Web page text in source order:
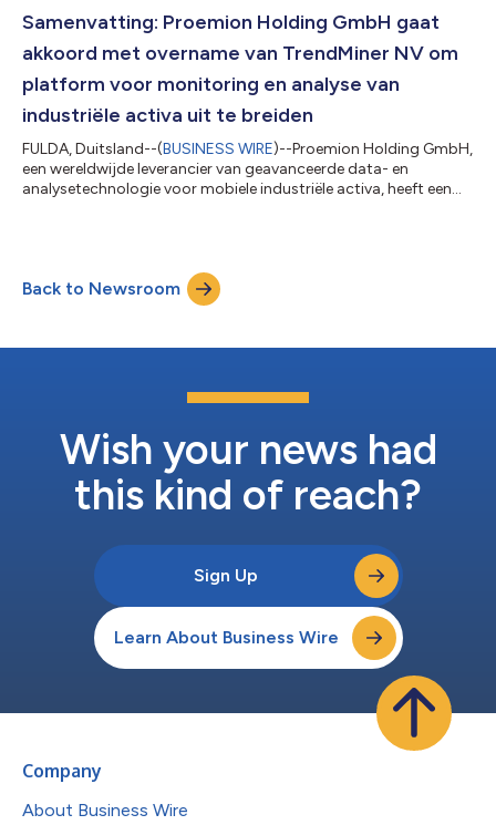
Samenvatting: Proemion Holding GmbH gaat
akkoord met overname van TrendMiner NV om
platform voor monitoring en analyse van
industriële activa uit te breiden
FULDA, Duitsland--(BUSINESS WIRE)--Proemion Holding GmbH,
een wereldwijde leverancier van geavanceerde data- en
analysetechnologie voor mobiele industriële activa, heeft een
analysemogelijkheden van Proemion voor kritieke industriële
apparatuur aanzienlijk uitbreiden, waardoor fabrikanten en
Back to Newsroom
Wish your news had
this kind of reach?
Sign Up
Learn About Business Wire
Company
About Business Wire